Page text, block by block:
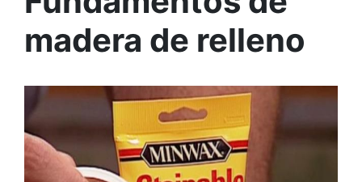
madera de relleno